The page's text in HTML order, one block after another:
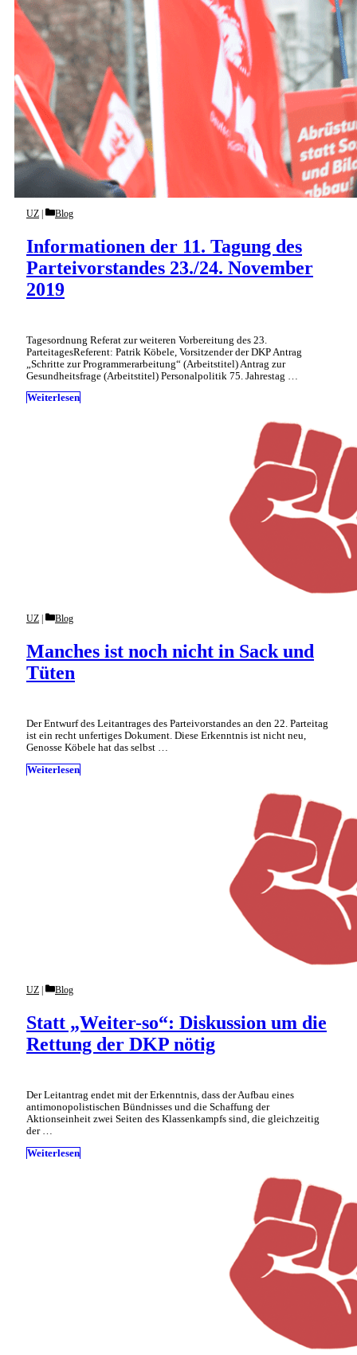
Informationen der 11. Tagung des
Parteivorstandes 23./24. November
2019
UZ Categories
Blog
Tagesordnung Referat zur weiteren Vorbereitung des 23.
ParteitagesReferent: Patrik Köbele, Vorsitzender der DKP Antrag
„Schritte zur Programmerarbeitung“ (Arbeitstitel) Antrag zur
Gesundheitsfrage (Arbeitstitel) Personalpolitik 75. Jahrestag …
Weiterlesen
Manches ist noch nicht in Sack und
Tüten
UZ Categories
Blog
Der Entwurf des Leitantrages des Parteivorstandes an den 22. Parteitag
ist ein recht unfertiges Dokument. Diese Erkenntnis ist nicht neu,
Genosse Köbele hat das selbst …
Weiterlesen
Statt „Weiter-so“: Diskussion um die
Rettung der DKP nötig
UZ Categories
Blog
Der Leitantrag endet mit der Erkenntnis, dass der Aufbau eines
antimonopolistischen Bündnisses und die Schaffung der
Aktionseinheit zwei Seiten des Klassenkampfs sind, die gleichzeitig
der …
Weiterlesen